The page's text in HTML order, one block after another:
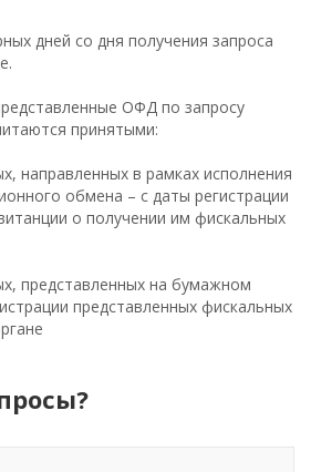
дней со дня получения запроса
ОФД по запросу
принятыми:
направленных в рамках исполнения
обмена – с даты регистрации
о получении им фискальных
представленных на бумажном
представленных фискальных